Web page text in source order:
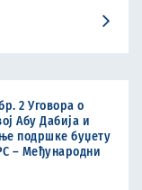
2 Уговора о
Абу Дабија и
подршке буџету
– Међународни